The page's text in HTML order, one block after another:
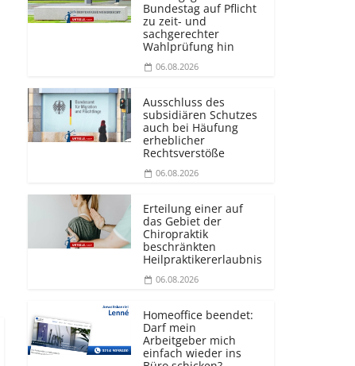
Bundestag auf Pflicht
zu zeit- und
sachgerechter
Wahlprüfung hin
06.08.2026
Ausschluss des
subsidiären Schutzes
auch bei Häufung
erheblicher
Rechtsverstöße
06.08.2026
Erteilung einer auf
das Gebiet der
Chiropraktik
beschränkten
Heilprakti­kererlaubnis
06.08.2026
Homeoffice beendet:
Darf mein
Arbeitgeber mich
einfach wieder ins